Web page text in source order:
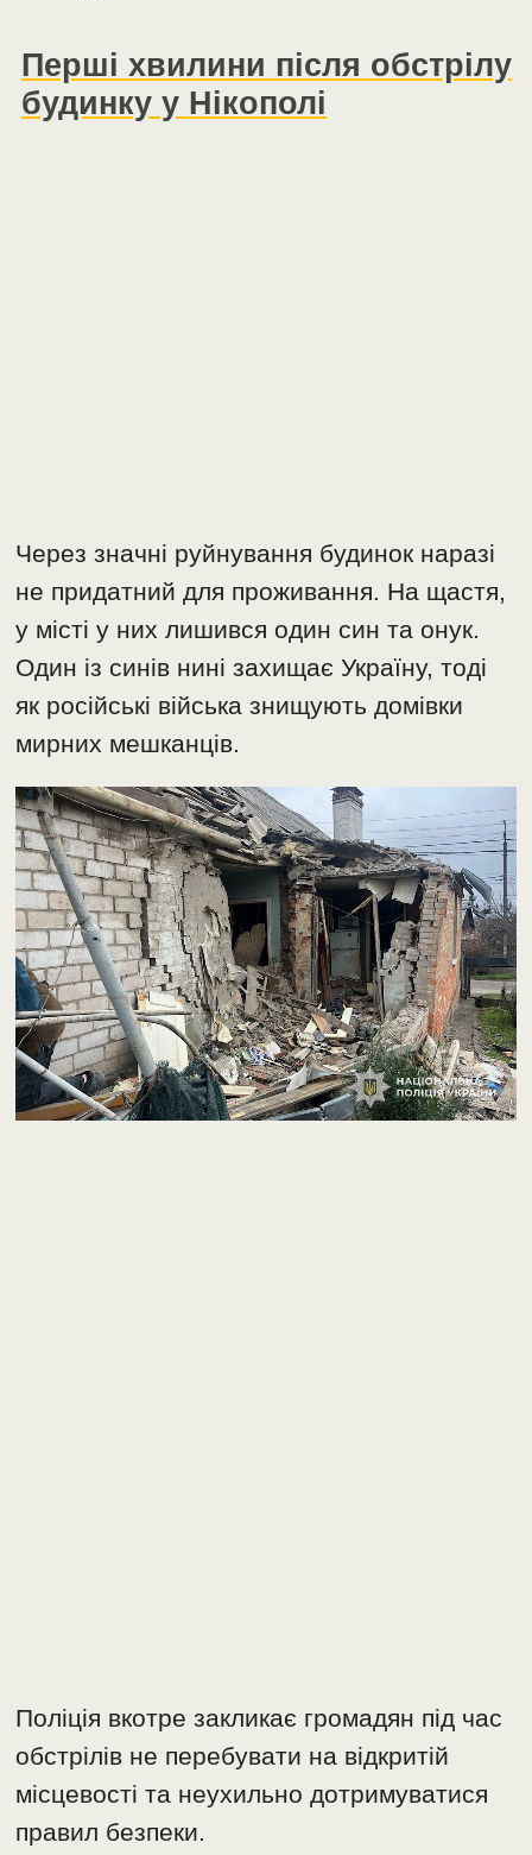
Перші хвилини після обстрілу
будинку у Нікополі
Через значні руйнування будинок наразі
не придатний для проживання. На щастя,
у місті у них лишився один син та онук.
Один із синів нині захищає Україну, тоді
як російські війська знищують домівки
мирних мешканців.
Поліція вкотре закликає громадян під час
обстрілів не перебувати на відкритій
місцевості та неухильно дотримуватися
правил безпеки.